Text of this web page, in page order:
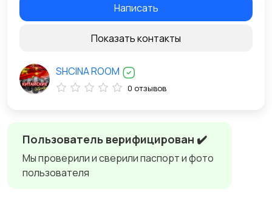
Пользователь верифицирован ✔️
Мы проверили и сверили паспорт и фото
пользователя
Написать
Показать контакты
SHCINA ROOM
0 отзывов